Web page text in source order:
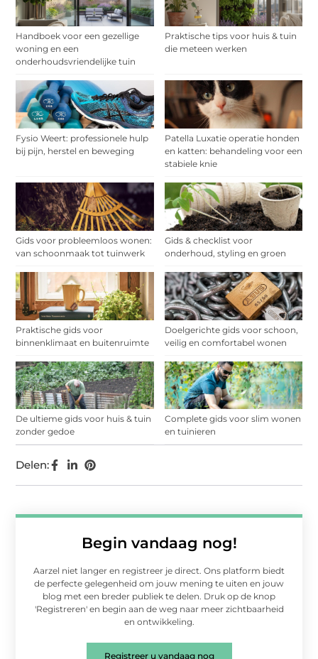
Handboek voor een gezellige
woning en een
onderhoudsvriendelijke tuin
Praktische tips voor huis & tuin
die meteen werken
Fysio Weert: professionele hulp
bij pijn, herstel en beweging
Patella Luxatie operatie honden
en katten: behandeling voor een
stabiele knie
Gids voor probleemloos wonen:
van schoonmaak tot tuinwerk
Gids & checklist voor
onderhoud, styling en groen
Praktische gids voor
binnenklimaat en buitenruimte
Doelgerichte gids voor schoon,
veilig en comfortabel wonen
De ultieme gids voor huis & tuin
zonder gedoe
Complete gids voor slim wonen
en tuinieren
Begin vandaag nog!
Aarzel niet langer en registreer je direct. Ons platform biedt
de perfecte gelegenheid om jouw mening te uiten en jouw
blog met een breder publiek te delen. Druk op de knop
'Registreren' en begin aan de weg naar meer zichtbaarheid
en ontwikkeling.
Registreer u vandaag nog
Delen: